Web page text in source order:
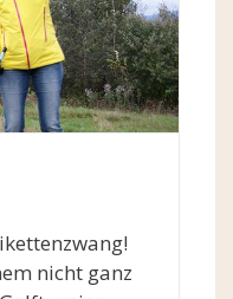
nicht ganz